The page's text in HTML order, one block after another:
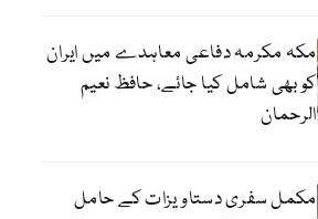
مکہ مکرمہ دفاعی معاہدے میں ایران
کو بھی شامل کیا جائے، حافظ نعیم
الرحمان
مکمل سفری دستاویزات کے حامل